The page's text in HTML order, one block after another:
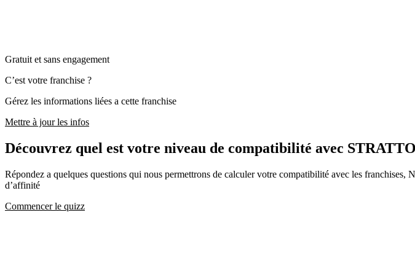
Gratuit et sans engagement
C’est votre franchise ?
Gérez les informations liées a cette franchise
Mettre à jour les infos
Découvrez quel est votre niveau de compatibilité avec STRATTO
Répondez a quelques questions qui nous permettrons de calculer votre compatibilité avec les franchises,
d’affinité
Commencer le quizz